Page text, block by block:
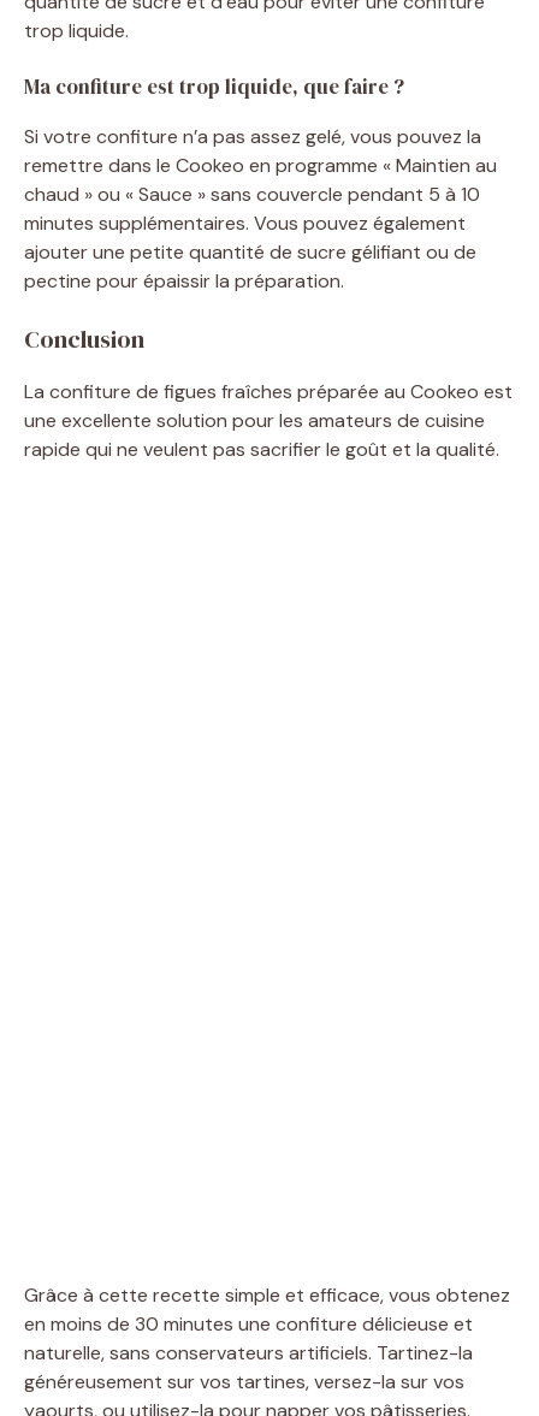
trop liquide.
Ma confiture est trop liquide, que faire ?
Si votre confiture n’a pas assez gelé, vous pouvez la
remettre dans le Cookeo en programme « Maintien au
chaud » ou « Sauce » sans couvercle pendant 5 à 10
minutes supplémentaires. Vous pouvez également
ajouter une petite quantité de sucre gélifiant ou de
pectine pour épaissir la préparation.
Conclusion
La confiture de figues fraîches préparée au Cookeo est
une excellente solution pour les amateurs de cuisine
rapide qui ne veulent pas sacrifier le goût et la qualité.
Grâce à cette recette simple et efficace, vous obtenez
en moins de 30 minutes une confiture délicieuse et
naturelle, sans conservateurs artificiels. Tartinez-la
généreusement sur vos tartines, versez-la sur vos
yaourts, ou utilisez-la pour napper vos pâtisseries.